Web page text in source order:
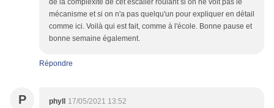
de la complexité de cet escalier roulant si on ne voit pas le
mécanisme et si on n'a pas quelqu'un pour expliquer en détail
comme ici. Voilà qui est fait, comme à l'école. Bonne pause et
bonne semaine également.
Répondre
P phyll
17/05/2021 13:52